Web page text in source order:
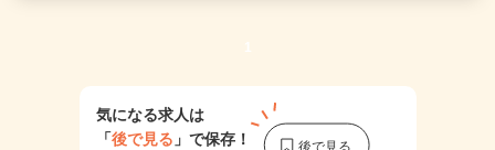
1
気になる求人は
「後で見る 」で保存！